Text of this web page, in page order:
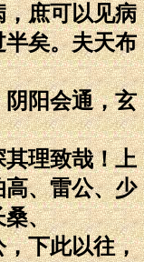
庶可以见病
矣。夫天布
阳会通，玄
理致哉！上
、雷公、少
桑、
下此以往，